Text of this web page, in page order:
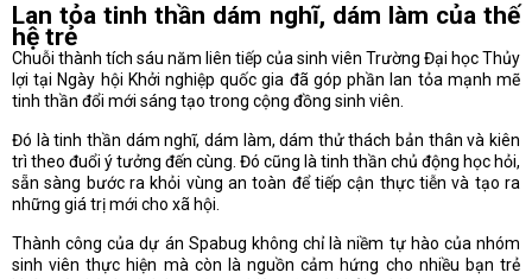
Lan tỏa tinh thần dám nghĩ, dám làm của thế
hệ trẻ
Chuỗi thành tích sáu năm liên tiếp của sinh viên Trường Đại học Thủy
lợi tại Ngày hội Khởi nghiệp quốc gia đã góp phần lan tỏa mạnh mẽ
tinh thần đổi mới sáng tạo trong cộng đồng sinh viên.
Đó là tinh thần dám nghĩ, dám làm, dám thử thách bản thân và kiên
trì theo đuổi ý tưởng đến cùng. Đó cũng là tinh thần chủ động học hỏi,
sẵn sàng bước ra khỏi vùng an toàn để tiếp cận thực tiễn và tạo ra
những giá trị mới cho xã hội.
Thành công của dự án Spabug không chỉ là niềm tự hào của nhóm
sinh viên thực hiện mà còn là nguồn cảm hứng cho nhiều bạn trẻ